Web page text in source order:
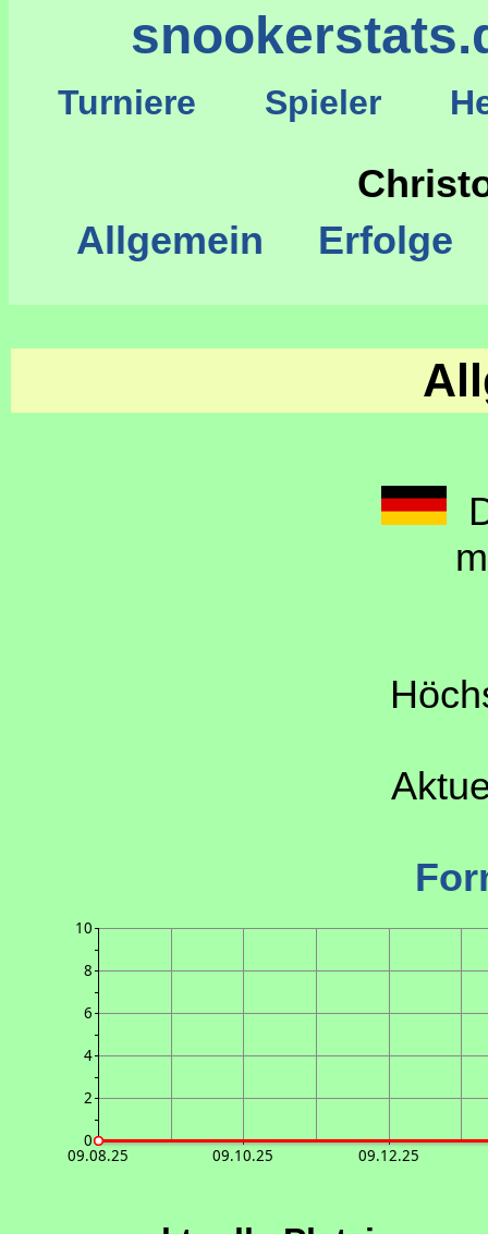
Turniere Spieler
10
8
6
4
2
0
09.08.25 09.10.25 09.12.25
Allgemein Erfolge